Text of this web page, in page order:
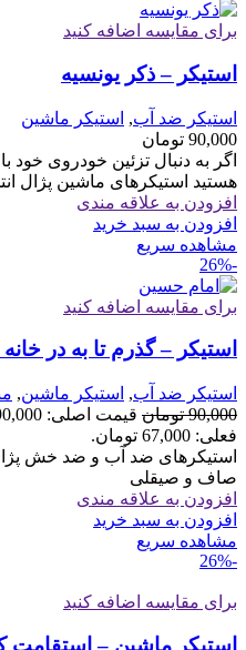
برای مقایسه اضافه کنید
استیکر – ذکر یونسیه
استیکر ضد آب, استیکر ماشین
90,000 تومان
اگر به دنبال تزئین خودروی
هستید استیکرهای ماشین پژال
افزودن به علاقه مندی
افزودن به سبد خرید
مشاهده سریع
-26%
برای مقایسه اضافه کنید
استیکر – گذرم تا به در
استیکر ضد آب, استیکر ماشین,
90,000 تومان قیمت اصلی: 90,000 تومان بود.
فعلی: 67,000 تومان.
استیکرهای ضد آب و ضد خش
صاف و صیقلی
افزودن به علاقه مندی
افزودن به سبد خرید
مشاهده سریع
-26%
برای مقایسه اضافه کنید
استیکر ماشین – استقامت